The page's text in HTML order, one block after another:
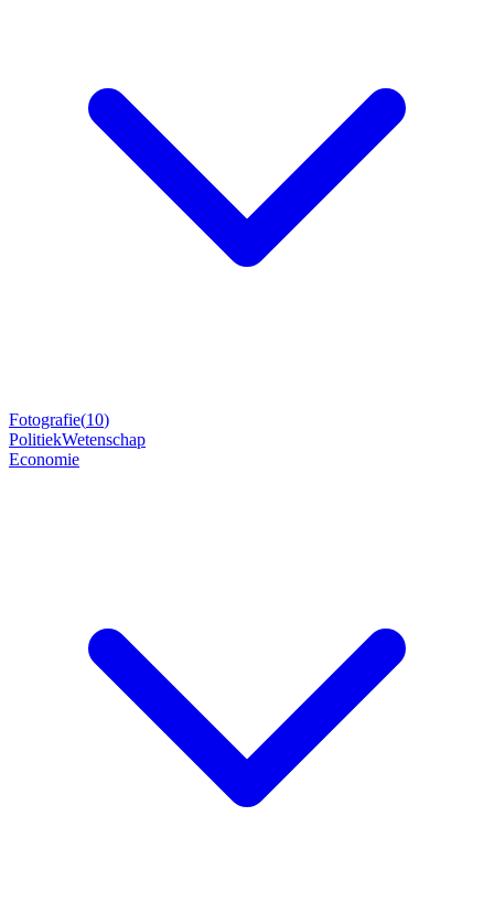
Fotografie(10)
PolitiekWetenschap
Economie